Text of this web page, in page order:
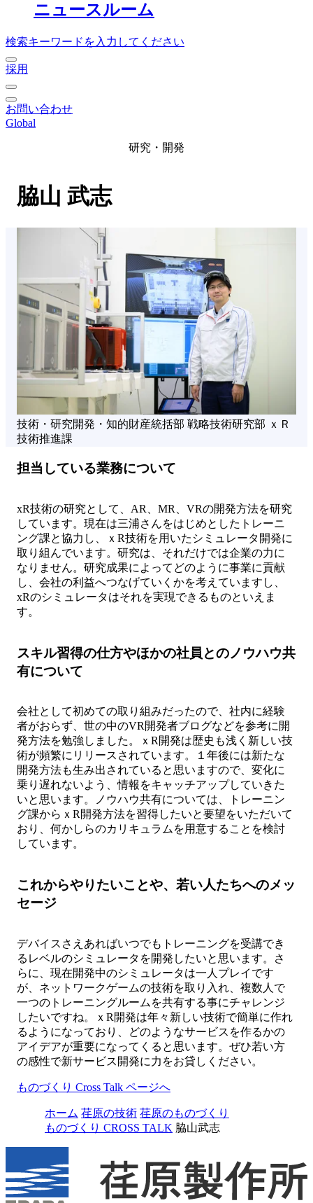
ニュースルーム
検索キーワードを入力してください
採用
お問い合わせ
Global
研究・開発
脇山 武志
技術・研究開発・知的財産統括部 戦略技術研究部 ｘＲ
技術推進課
担当している業務について
xR技術の研究として、AR、MR、VRの開発方法を研究
しています。現在は三浦さんをはじめとしたトレーニ
ング課と協力し、ｘR技術を用いたシミュレータ開発に
取り組んでいます。研究は、それだけでは企業の力に
なりません。研究成果によってどのように事業に貢献
し、会社の利益へつなげていくかを考えていますし、
xRのシミュレータはそれを実現できるものといえま
す。
スキル習得の仕方やほかの社員とのノウハウ共
有について
会社として初めての取り組みだったので、社内に経験
者がおらず、世の中のVR開発者ブログなどを参考に開
発方法を勉強しました。ｘR開発は歴史も浅く新しい技
術が頻繁にリリースされています。１年後には新たな
開発方法も生み出されていると思いますので、変化に
乗り遅れないよう、情報をキャッチアップしていきた
いと思います。ノウハウ共有については、トレーニン
グ課からｘR開発方法を習得したいと要望をいただいて
おり、何かしらのカリキュラムを用意することを検討
しています。
これからやりたいことや、若い人たちへのメッ
セージ
デバイスさえあればいつでもトレーニングを受講でき
るレベルのシミュレータを開発したいと思います。さ
らに、現在開発中のシミュレータは一人プレイです
が、ネットワークゲームの技術を取り入れ、複数人で
一つのトレーニングルームを共有する事にチャレンジ
したいですね。ｘR開発は年々新しい技術で簡単に作れ
るようになっており、どのようなサービスを作るかの
アイデアが重要になってくると思います。ぜひ若い方
の感性で新サービス開発に力をお貸しください。
ものづくり Cross Talk ページへ
ホーム 荏原の技術 荏原のものづくり
ものづくり CROSS TALK 脇山武志